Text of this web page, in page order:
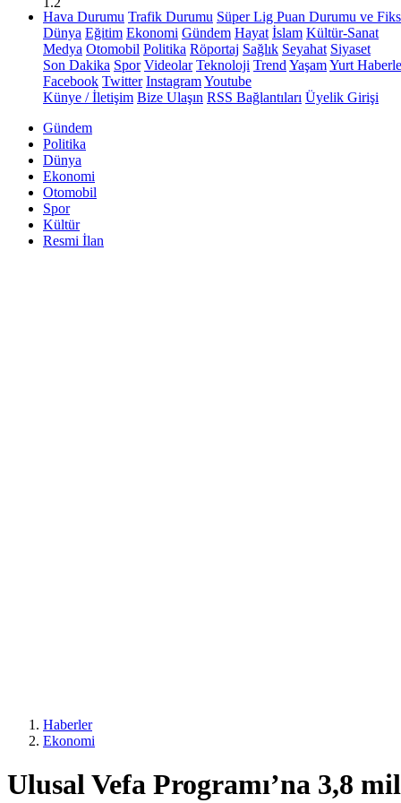
Hava Durumu Trafik Durumu Süper Lig Puan Durumu ve
Dünya Eğitim Ekonomi Gündem Hayat İslam Kültür-Sanat
Medya Otomobil Politika Röportaj Sağlık Seyahat Siyaset
Son Dakika Spor Videolar Teknoloji Trend YaşamYurt
Facebook Twitter InstagramYoutube
Künye / İletişim Bize Ulaşın RSS Bağlantıları Üyelik Girişi
Gündem
Politika
Dünya
Ekonomi
Otomobil
Spor
Kültür
Resmi İlan
Haberler
Ekonomi
Ulusal Vefa Programı’na 3,8